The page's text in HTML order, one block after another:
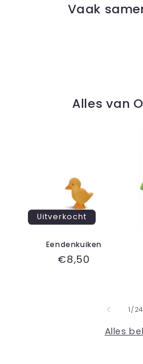
Vaak
Alles van
Uitverkocht
Eendenkuiken
Normale
€8,50
1 / 24
Alles